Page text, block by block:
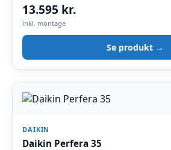
13.595 kr.
inkl. montage
Se produkt →
DAIKIN
Daikin Perfera 35